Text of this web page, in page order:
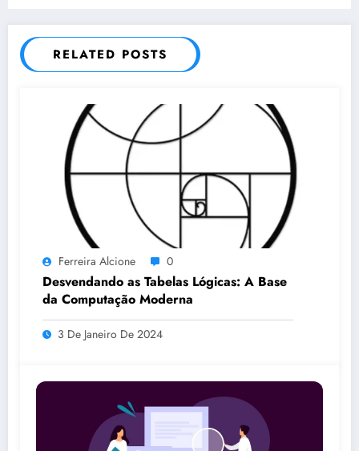
RELATED POSTS
Ferreira Alcione 0
Desvendando as Tabelas Lógicas: A Base
da Computação Moderna
3 De Janeiro De 2024